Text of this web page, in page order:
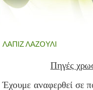
ΛΑΠΙΖ ΛΑΖΟΥΛΙ
Πηγές
Έχουμε αναφερθεί σε